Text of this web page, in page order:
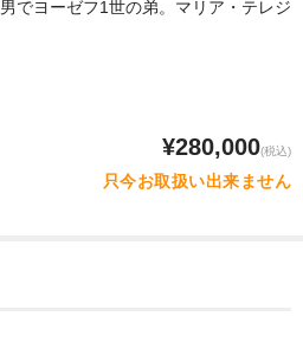
でヨーゼフ1世の弟。マリア・テレジ
¥280,000(税込)
只今お取扱い出来ません